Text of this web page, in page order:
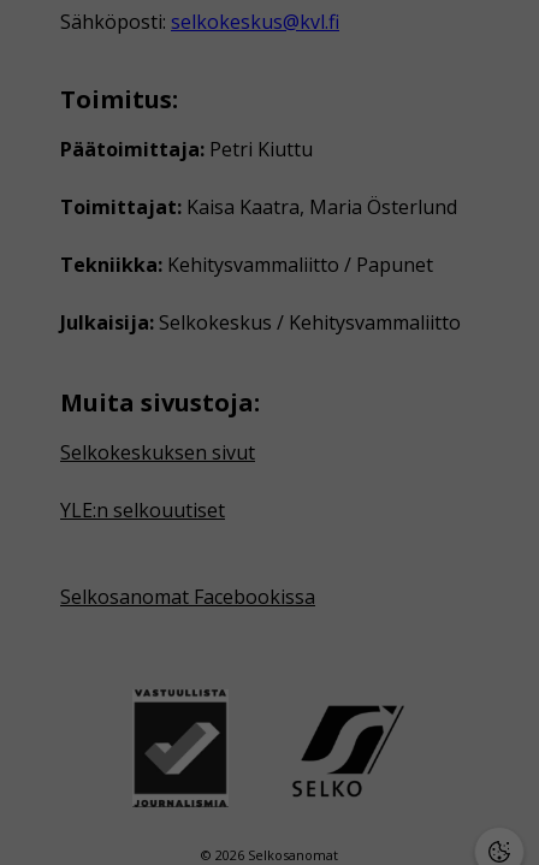
Sähköposti: selkokeskus@kvl.fi
Toimitus:
Päätoimittaja: Petri Kiuttu
Toimittajat: Kaisa Kaatra, Maria Österlund
Tekniikka: Kehitysvammaliitto / Papunet
Julkaisija: Selkokeskus / Kehitysvammaliitto
Muita sivustoja:
Selkokeskuksen sivut
YLE:n selkouutiset
Selkosanomat Facebookissa
© 2026 Selkosanomat